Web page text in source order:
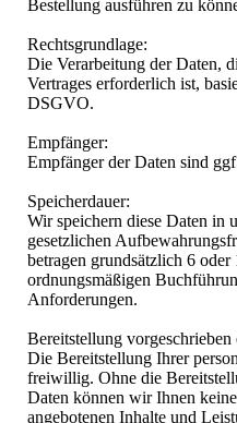
Bestellung ausführen zu
Rechtsgrundlage:
Die Verarbeitung der Daten,
Vertrages erforderlich ist,
DSGVO.
Empfänger:
Empfänger der Daten sind
Speicherdauer:
Wir speichern diese Daten in
gesetzlichen
betragen grundsätzlich 6 oder
ordnungsmäßigen
Anforderungen.
Bereitstellung
Die Bereitstellung Ihrer
freiwillig. Ohne die
Daten können wir Ihnen
angebotenen Inhalte und